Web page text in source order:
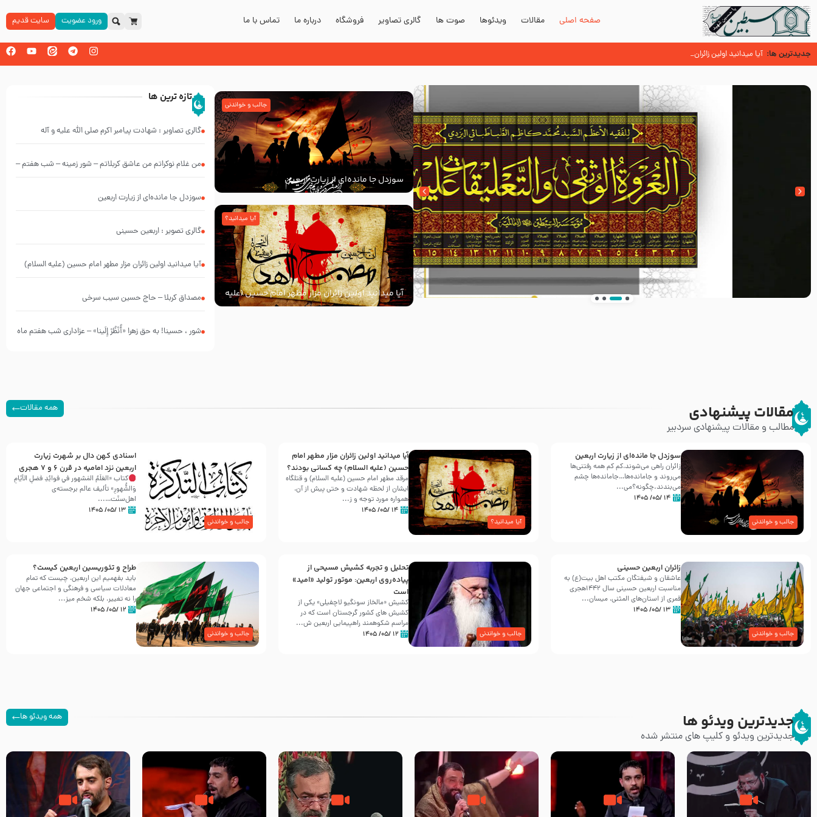
صفحه اصلی مقالات ویدئوها صوت ها گالری تصاویر فروشگاه درباره ما تماس با ما ورود عضویت سایت قدیم
جدیدترین ها: آیا میدانید اولین زائران مزار مطهر امام حسین (علیه السلام) چه کسانی بو
اسنادی کهن دال بر شهرت زیارت اربعین نزد امامیه در قرن ۶ و ۷ هجری
زائران اربعین حسینی
سوزدل جا مانده‌ای از زیارت اربعین
جالب و خواندنی
آیا میدانید اولین زائران مزار مطهر امام حسین (علیه
السلام) چه کسانی بودند؟
آیا میدانید؟
تازه ترین ها
گالری تصاویر : شهادت پیامبر اکرم صلی الله علیه و آله
من غلام نوکراتم من عاشق کربلاتم – شور زمینه – شب هفتم –
سوزدل جا مانده‌ای از زیارت اربعین
گالری تصویر : اربعین حسینی
آیا میدانید اولین زائران مزار مطهر امام حسین (علیه السلام)
مصداق کربلا – حاج حسین سیب سرخی
شور ، حسینا! به‌ حق زهرا «أُنْظُرْ إِلَینا» – عزاداری شب هفتم ماه
مقالات پیشنهادی
مطالب و مقالات پیشنهادی سردبیر
همه مقالات
جالب و خواندنی
سوزدل جا مانده‌ای از زیارت اربعین
زائران راهی می‌شوند،کم‌ کم همه رفتنی‌ها
می‌روند و جامانده‌ها…جامانده‌ها چشم
می‌بندند.چگونه؟می‌...
۱۴ /۰۵/ ۱۴۰۵
آیا میدانید؟
آیا میدانید اولین زائران مزار مطهر امام
حسین (علیه السلام) چه کسانی بودند؟
مرقد مطهر امام حسین (علیه السلام) و قتلگاه
ایشان از لحظه شهادت و حتی پیش از آن،
همواره مورد توجه و ز...
۱۴ /۰۵/ ۱۴۰۵
جالب و خواندنی
اسنادی کهن دال بر شهرت زیارت
اربعین نزد امامیه در قرن ۶ و ۷ هجری
کتاب «العَلَمُ المَشهور في فَوائِدِ فَضلِ الأيّامِ
وَالشُّهورِ» تألیف عالم برجسته‌ی
اهل‌سنّت…...
۱۳ /۰۵/ ۱۴۰۵
جالب و خواندنی
زائران اربعین حسینی
عاشقان و شیفتگان مکتب اهل بیت(ع) به
مناسبت اربعین حسینی سال ۱۴۴۲هجری
قمری از استان‌های المثنی، میسان...
۱۳ /۰۵/ ۱۴۰۵
جالب و خواندنی
تحلیل و تجربه کشیش مسیحی از
پیاده‌روی اربعین: موتور تولید «امید»
است
کشیش «مالخاز سونگیو لاچفیلی» یکی از
کشیش های کشور گرجستان است که در
مراسم شکوهمند راهپیمایی اربعین ش...
۱۲ /۰۵/ ۱۴۰۵ جالب و خواندنی
طراح و تئوریسین اربعین کیست؟
باید بفهمیم این اربعین، چیست که تمام
معادلات سیاسی و فرهنگی و اجتماعی جهان
را نه تغییر، بلکه شخم میز...
۱۲ /۰۵/ ۱۴۰۵
جدیدترین ویدئو ها
جدیدترین ویدئو و کلیپ های منتشر شده
همه ویدئو ها